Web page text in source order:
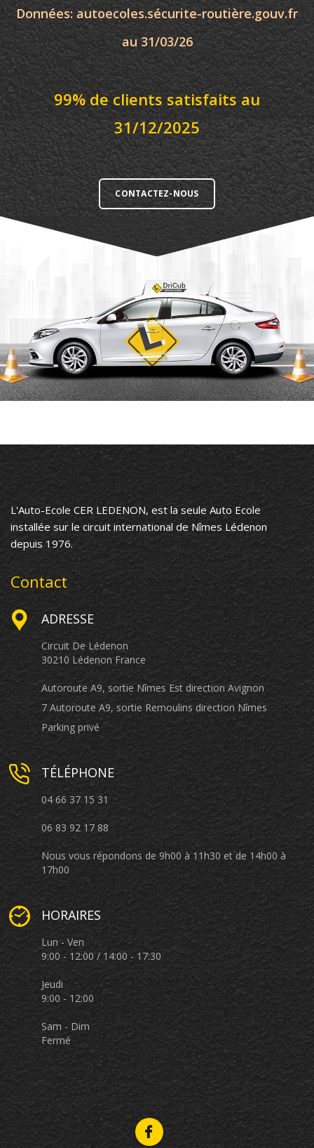
Données: autoecoles.sécurite-routière.gouv.fr
au 31/03/26
99% de clients satisfaits au
31/12/2025
CONTACTEZ-NOUS
L'Auto-Ecole CER LEDENON, est la seule Auto Ecole
installée sur le circuit international de Nîmes Lédenon
depuis 1976.
Contact
ADRESSE
Circuit De Lédenon
30210 Lédenon France
Autoroute A9, sortie Nîmes Est direction Avignon
7 Autoroute A9, sortie Remoulins direction Nîmes
Parking privé
TÉLÉPHONE
04 66 37 15 31
06 83 92 17 88
Nous vous répondons de 9h00 à 11h30 et de 14h00 à
17h00
HORAIRES
Lun - Ven
9:00 - 12:00 / 14:00 - 17:30
Jeudi
9:00 - 12:00
Sam - Dim
Fermé